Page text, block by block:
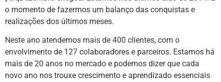
o momento de fazermos um balanço das conquistas e
realizações dos últimos meses.
Neste ano atendemos mais de 400 clientes, com o
envolvimento de 127 colaboradores e parceiros. Estamos há
mais de 20 anos no mercado e podemos dizer que cada
novo ano nos trouxe crescimento e aprendizado essenciais